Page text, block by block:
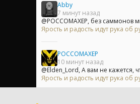
Abby
7 минут назад
@POCCOMAXEP, без
Ярость и радость идут рука об
POCCOMAXEP
10 минут назад
@Elden_Lord, А вам не кажется,
Ярость и радость идут рука об